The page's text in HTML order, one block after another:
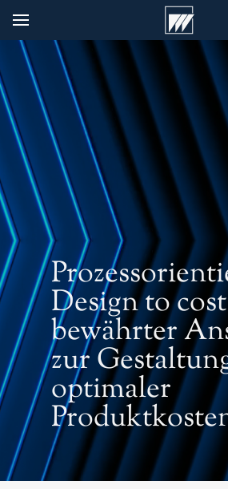
Design to
bewährter
zur
optimaler